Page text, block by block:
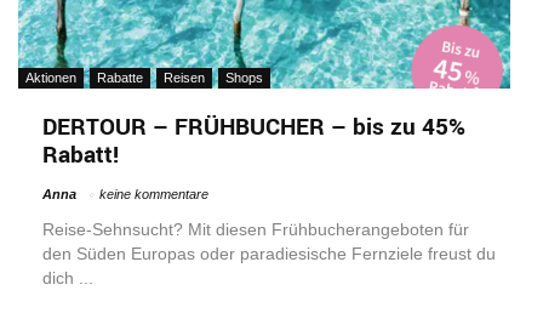
Aktionen Rabatte Reisen Shops
DERTOUR – FRÜHBUCHER – bis zu 45%
Rabatt!
Anna keine kommentare
Reise-Sehnsucht? Mit diesen Frühbucherangeboten für
den Süden Europas oder paradiesische Fernziele freust du
dich ...